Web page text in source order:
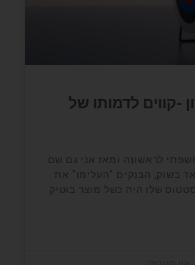
-קווים לדמותו של
בשנת 2010 נחשפתי לראשונה ומאז אני גם שם.
בשוק, הבנקים "העלימו" את
שלו היה כשל מוצר בוטיק